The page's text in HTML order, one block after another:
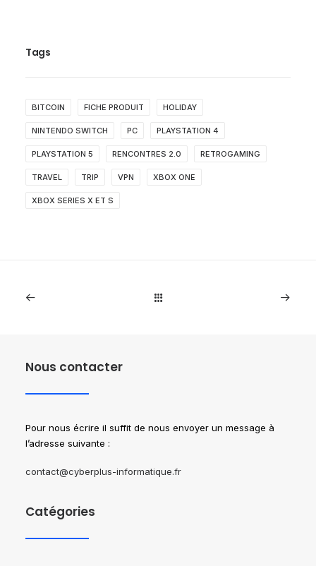
Tags
BITCOIN FICHE PRODUIT HOLIDAY
NINTENDO SWITCH PC PLAYSTATION 4
PLAYSTATION 5 RENCONTRES 2.0 RETROGAMING
TRAVEL TRIP VPN XBOX ONE
XBOX SERIES X ET S
Nous contacter
Pour nous écrire il suffit de nous envoyer un message à
l’adresse suivante :
contact@cyberplus-informatique.fr
Catégories